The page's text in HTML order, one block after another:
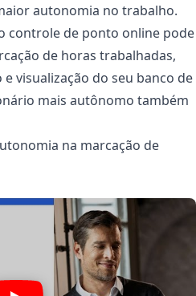
autonomia no trabalho.
controle de ponto online pode
de horas trabalhadas,
visualização do seu banco de
mais autônomo também
na marcação de